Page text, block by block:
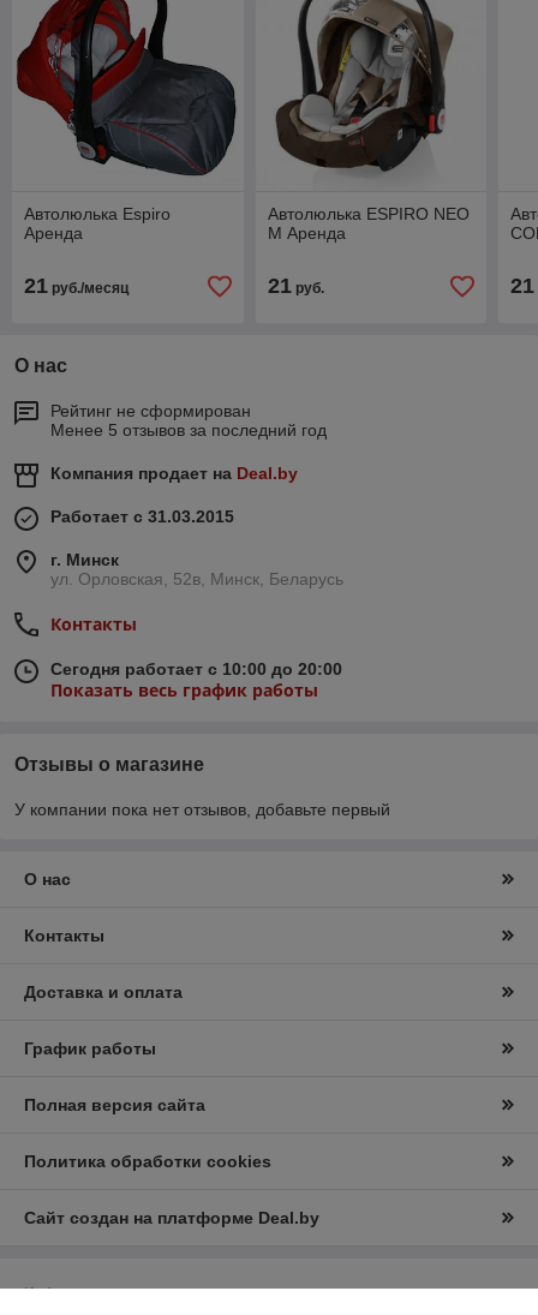
Автолюлька Espiro
Аренда
21 руб./месяц
Автолюлька ESPIRO NEO
M Аренда
21руб. 21
О нас
Рейтинг не сформирован
Менее 5 отзывов за последний год
Компания продает на Deal.by
Работает с 31.03.2015
г. Минск
ул. Орловская, 52в, Минск, Беларусь
Контакты
Сегодня работает с 10:00 до 20:00
Показать весь график работы
Отзывы о магазине
У компании пока нет отзывов, добавьте первый
О нас
Контакты
Доставка и оплата
График работы
Полная версия сайта
Политика обработки cookies
Сайт создан на платформе Deal.by
Информация для покупателя